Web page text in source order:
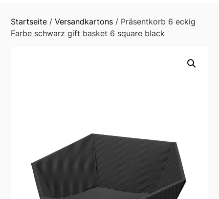
Startseite /Versandkartons / Präsentkorb 6 eckig
Farbe schwarz gift basket 6 square black